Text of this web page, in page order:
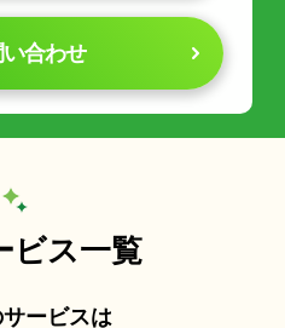
い合わせ
ビス一覧
ービスは